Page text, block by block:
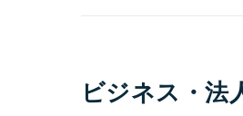
ビジネス・法